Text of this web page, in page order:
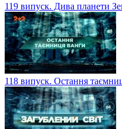
119 випуск. Дива планети
118 випуск. Остання